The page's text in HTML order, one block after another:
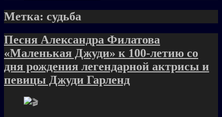
Метка: судьба
Песня Александра Филатова
«Маленькая Джуди» к 100-летию со
дня рождения легендарной актрисы и
певицы Джуди Гарленд